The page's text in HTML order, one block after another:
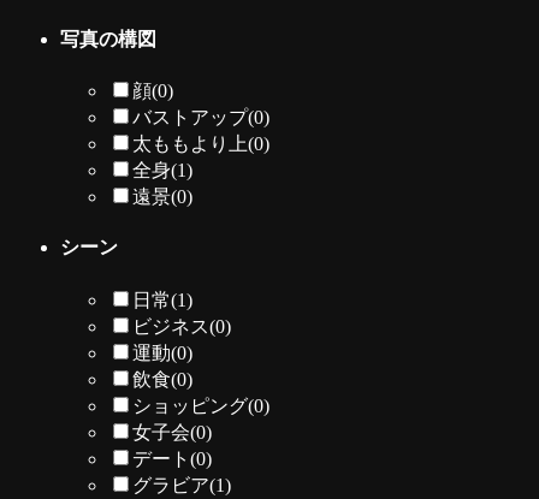
写真の構図
顔(0)
バストアップ(0)
太ももより上(0)
全身(1)
遠景(0)
シーン
日常(1)
ビジネス(0)
運動(0)
飲食(0)
ショッピング(0)
女子会(0)
デート(0)
グラビア(1)